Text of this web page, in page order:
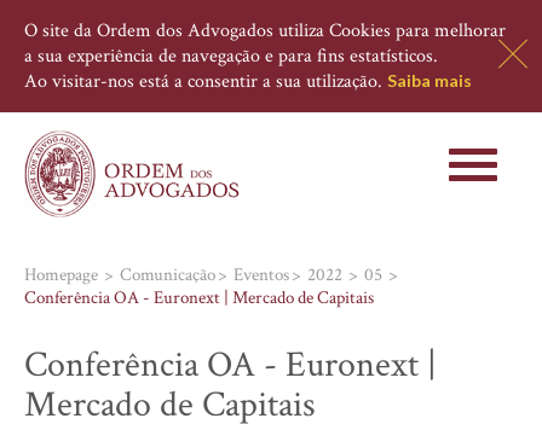
O site da Ordem dos Advogados utiliza Cookies para melhorar
a sua experiência de navegação e para fins estatísticos.
Ao visitar-nos está a consentir a sua utilização. Saiba mais
Toggle
Homepage Comunicação Eventos 2022
05
Conferência OA - Euronext | Mercado de Capitais
Conferência OA - Euronext |
Mercado de Capitais